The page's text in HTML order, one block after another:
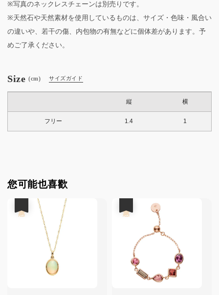
※写真のネックレスチェーンは別売りです。
※天然石や天然素材を使用しているものは、サイズ・色味・風合い
の違いや、若干の傷、内包物の有無などに個体差があります。予
めご了承ください。
Size (cm) サイズガイド
縦 横
フリー 1.4 1
您可能也喜歡